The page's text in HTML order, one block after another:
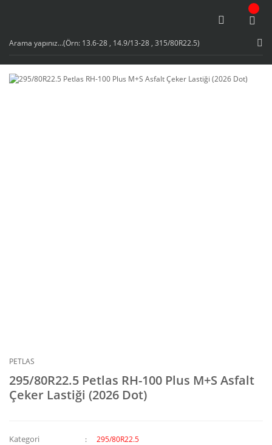
PETLAS
295/80R22.5 Petlas RH-100 Plus M+S Asfalt
Çeker Lastiği (2026 Dot)
Kategori 295/80R22.5